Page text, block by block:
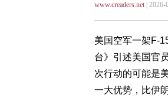
www.creaders.net| 2026-
美国空军一架F-
台》引述美国官
次行动的可能是
一大优势，比伊